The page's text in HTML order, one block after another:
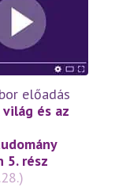
előadás
és az
5. rész